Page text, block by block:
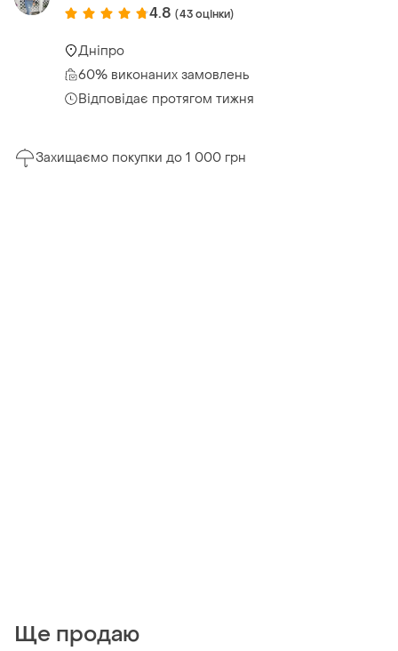
4.8 (43 оцінки)
Дніпро
60% виконаних замовлень
Відповідає протягом тижня
Захищаємо покупки до 1 000 грн
Ще продаю